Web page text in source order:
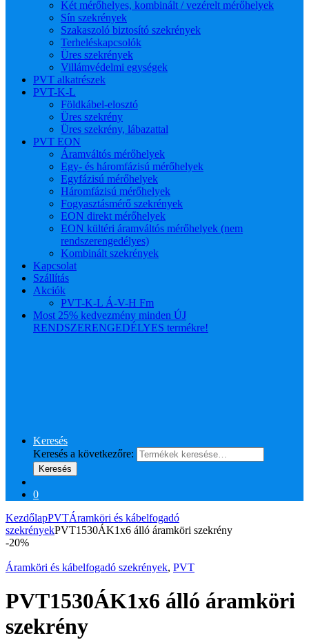
Két mérőhelyes, kombinált / vezérelt mérőhelyek
Sín szekrények
Szakaszoló biztosító szekrények
Terheléskapcsolók
Üres szekrények
Villámvédelmi egységek
PVT alkatrészek
PVT-K-L
Földkábel-elosztó
Üres szekrény
Üres szekrény, lábazattal
PVT EON
Áramváltós mérőhelyek
Egy- és háromfázisú mérőhelyek
Egyfázisú mérőhelyek
Háromfázisú mérőhelyek
Fogyasztásmérő szekrények
EON direkt mérőhelyek
EON kültéri áramváltós mérőhelyek (nem
rendszerengedélyes)
Kombinált szekrények
Kapcsolat
Szállítás
Akciók
PVT-K-L Á-V-H Fm
Most 25% kedvezmény minden ÚJ
RENDSZERENGEDÉLYES termékre!
Keresés
Keresés a következőre:
Keresés
0
KezdőlapPVTÁramköri és kábelfogadó
szekrényekPVT1530ÁK1x6 álló áramköri szekrény
-20%
Áramköri és kábelfogadó szekrények, PVT
PVT1530ÁK1x6 álló áramköri
szekrény